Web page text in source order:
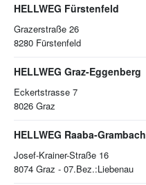
HELLWEG Fürstenfeld
Grazerstraße 26
8280 Fürstenfeld
HELLWEG Graz-Eggenberg
Eckertstrasse 7
8026 Graz
HELLWEG Raaba-Grambach
Josef-Krainer-Straße 16
8074 Graz - 07.Bez.:Liebenau